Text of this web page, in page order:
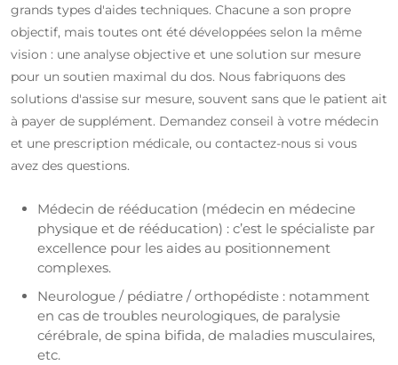
grands types d'aides techniques. Chacune a son propre
objectif, mais toutes ont été développées selon la même
vision : une analyse objective et une solution sur mesure
pour un soutien maximal du dos. Nous fabriquons des
solutions d'assise sur mesure, souvent sans que le patient ait
à payer de supplément. Demandez conseil à votre médecin
et une prescription médicale, ou contactez-nous si vous
avez des questions.
Médecin de rééducation (médecin en médecine
physique et de rééducation) : c’est le spécialiste par
excellence pour les aides au positionnement
complexes.
Neurologue / pédiatre / orthopédiste : notamment
en cas de troubles neurologiques, de paralysie
cérébrale, de spina bifida, de maladies musculaires,
etc.